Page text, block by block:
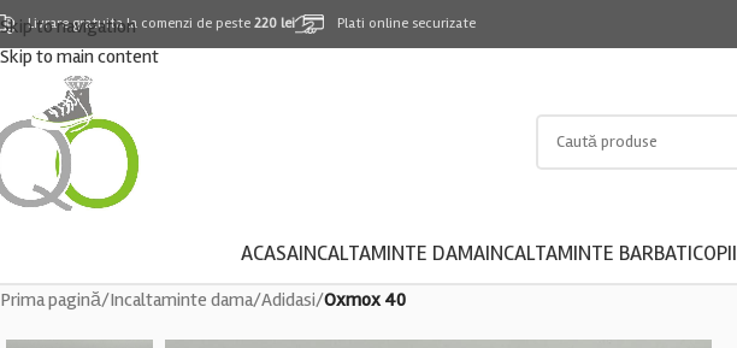
Skip to navigation
Skip to main content
Livrare gratuita la comenzi de peste 220 lei Plati online securizate
ACASAINCALTAMINTE DAMAINCALTAMINTE BARBATICOPII
Prima pagină/Incaltaminte dama/Adidasi/Oxmox 40